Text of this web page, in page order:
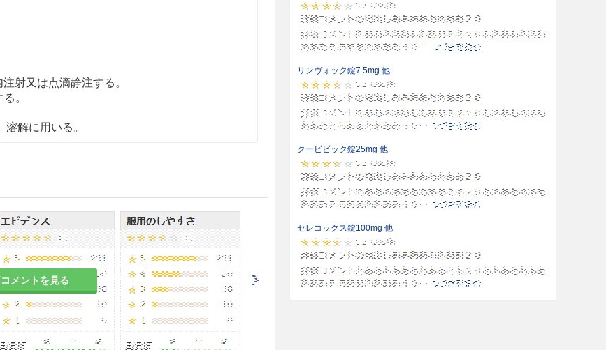
射又は点滴静注する。
。
解に用いる。
メントを見る
リンヴォック錠7.5mg 他
クービビック錠25mg 他
セレコックス錠100mg 他